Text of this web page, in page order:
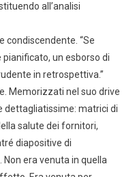
all’analisi
condiscendente. “Se
un esborso di
in retrospettiva.”
Memorizzati nel suo drive
dettagliatissime: matrici di
salute dei fornitori,
diapositive di
era venuta in quella